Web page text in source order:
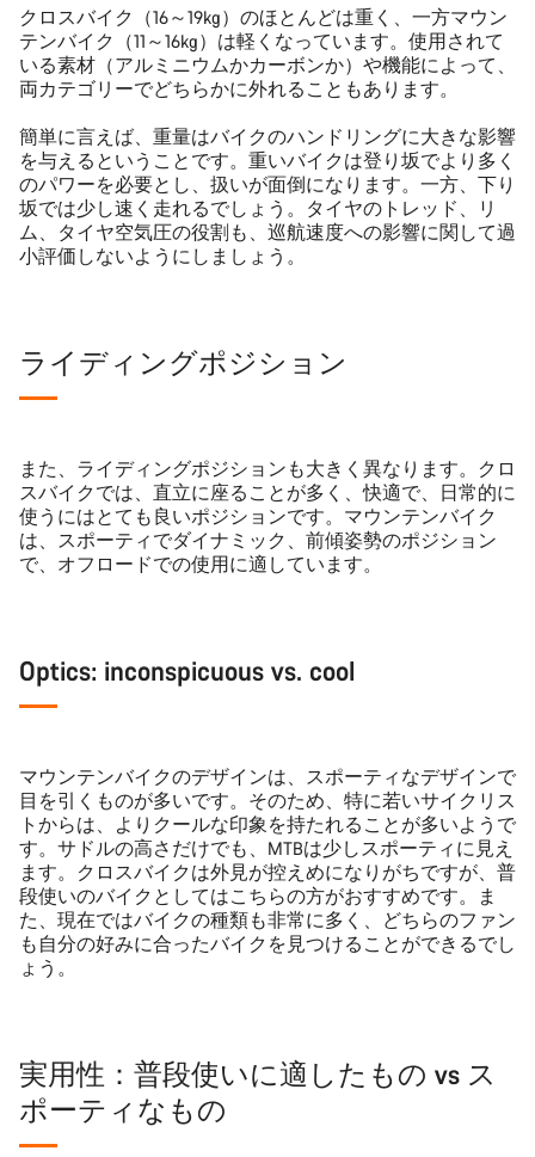
クロスバイク（16～19kg）のほとんどは重く、一方マウン
テンバイク（11～16kg）は軽くなっています。使用されて
いる素材（アルミニウムかカーボンか）や機能によって、
両カテゴリーでどちらかに外れることもあります。
簡単に言えば、重量はバイクのハンドリングに大きな影響
を与えるということです。重いバイクは登り坂でより多く
のパワーを必要とし、扱いが面倒になります。一方、下り
坂では少し速く走れるでしょう。タイヤのトレッド、リ
ム、タイヤ空気圧の役割も、巡航速度への影響に関して過
小評価しないようにしましょう。
ライディングポジション
また、ライディングポジションも大きく異なります。クロ
スバイクでは、直立に座ることが多く、快適で、日常的に
使うにはとても良いポジションです。マウンテンバイク
は、スポーティでダイナミック、前傾姿勢のポジション
で、オフロードでの使用に適しています。
Optics: inconspicuous vs. cool
マウンテンバイクのデザインは、スポーティなデザインで
目を引くものが多いです。そのため、特に若いサイクリス
トからは、よりクールな印象を持たれることが多いようで
す。サドルの高さだけでも、MTBは少しスポーティに見え
ます。クロスバイクは外見が控えめになりがちですが、普
段使いのバイクとしてはこちらの方がおすすめです。ま
た、現在ではバイクの種類も非常に多く、どちらのファン
も自分の好みに合ったバイクを見つけることができるでし
ょう。
実用性：普段使いに適したもの vs ス
ポーティなもの